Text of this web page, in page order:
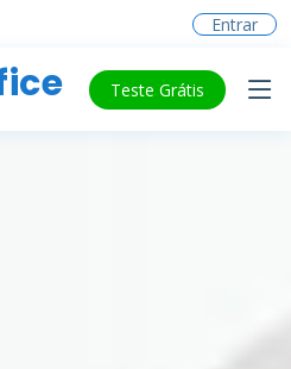
Entrar
Teste Grátis